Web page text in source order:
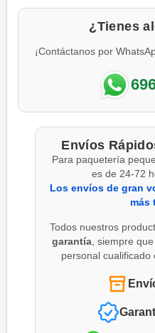
¿Tienes
¡Contáctanos por
Envíos
Para paquetería
es de 24-72
Los envíos de gran
más
Todos nuestros
garantía, siempre
personal cualificado